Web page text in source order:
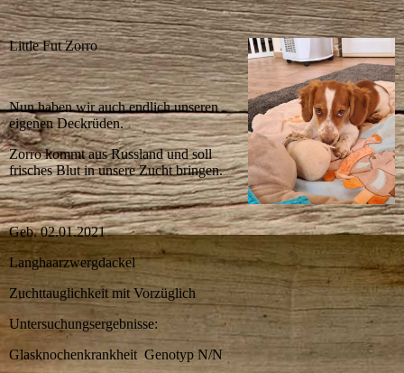
Little Fut Zorro
Nun haben wir auch endlich unseren
eigenen Deckrüden.
Zorro kommt aus Russland und soll
frisches Blut in unsere Zucht bringen.
Geb. 02.01.2021
Langhaarzwergdackel
Zuchttauglichkeit mit Vorzüglich
Untersuchungsergebnisse:
Glasknochenkrankheit Genotyp N/N